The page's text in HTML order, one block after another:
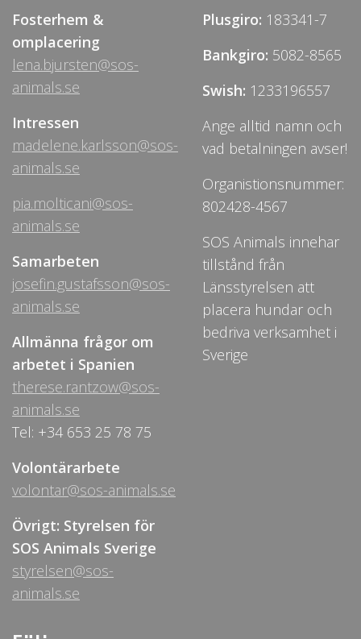
Fosterhem &
omplacering
lena.bjursten@sos-
animals.se
Intressen
madelene.karlsson@sos-
animals.se
pia.molticani@sos-
animals.se
Samarbeten
josefin.gustafsson@sos-
animals.se
Allmänna frågor om
arbetet i Spanien
therese.rantzow@sos-
animals.se
Tel: +34 653 25 78 75
Volontärarbete
volontar@sos-animals.se
Övrigt: Styrelsen för
SOS Animals Sverige
styrelsen@sos-
animals.se
Plusgiro: 183341-7
Bankgiro: 5082-8565
Swish: 1233196557
Ange alltid namn och
vad betalningen avser!
Organistionsnummer:
802428-4567
SOS Animals innehar
tillstånd från
Länsstyrelsen att
placera hundar och
bedriva verksamhet i
Sverige